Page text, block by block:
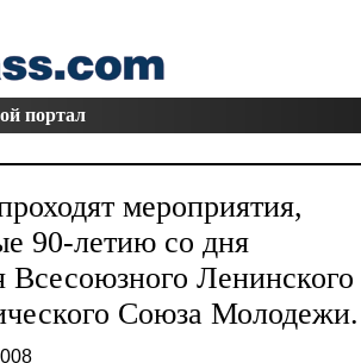
портал
мероприятия,
90-летию со дня
Всесоюзного Ленинского
Союза Молодежи.